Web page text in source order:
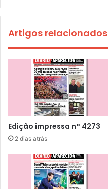
Artigos relacionados
Edição impressa n° 4273
2 dias atrás